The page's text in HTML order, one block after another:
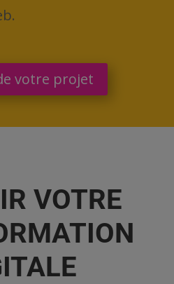
votre projet
VOTRE